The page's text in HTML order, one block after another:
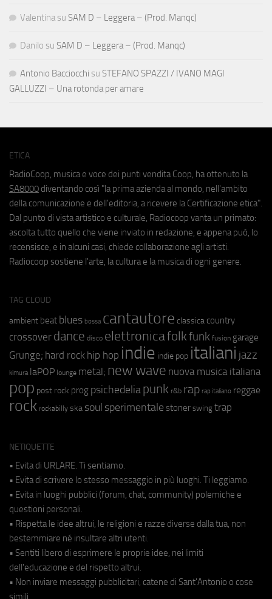
Valentina su SAM D – Leggera – (Prod. Manqc)
Danilo su SAM D – Leggera – (Prod. Manqc)
Antonio Bacciocchi su STEFANO SPAZZI / IVANO MAGI
GALLUZZI – Una rotonda per amare
ETICA
RadioCoop, musica e voce dei punti vendita Coop, ha ottenuto la
SA8000 diventando così "la prima azienda al mondo, nell'ambito
della comunicazione e dell'editoria, a ricevere la Certificazione etica".
Dal punto di vista artistico e culturale, Radiocoop vanta un primato:
ascolta tutto quello che viene inviato in redazione, e appena può, lo
recensisce, e in alcuni casi, chiede collaborazione agli artisti.
Radiocoop sostiene l'arte, la cultura e la musica di ogni genere.
TAG CLOUD
ambient beat blues bossa cantautore classica country
crossover dance disco elettronicafolkfunk fusion garage
Grunge; hard rock hip hop indie indie pop italiani jazz
kimura laPOP lounge metal; new wave nuova musica italiana
pop post rock prog psichedeliapunk r&b rap rap italiano reggae
rock rockabilly ska soul sperimentale stoner swing trap
NETIQUETTE
• Evita di URLARE. Ti sentiamo.
• Evita di scrivere lo stesso messaggio in più luoghi. Ti leggiamo.
• Evita in luoghi pubblici (forum, chat, community) polemiche e
questioni personali.
• Rispetta le idee altrui, le religioni e razze diverse dalla tua, non
bestemmiare né insultare altri utenti.
• Sentiti libero di esprimere le proprie idee, nei limiti
dell'educazione e del rispetto altrui.
• Non inviare messaggi pubblicitari, catene di Sant'Antonio o cose
simili.